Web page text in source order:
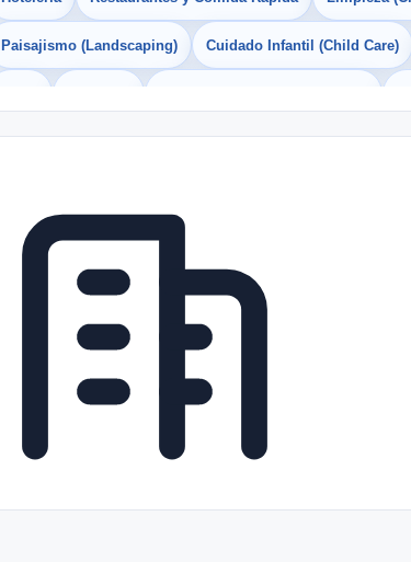
Paisajismo (Landscaping) Cuidado Infantil (Child Care)
Freelance Prácticas (Internships) Empleos para
Telecomunicaciones